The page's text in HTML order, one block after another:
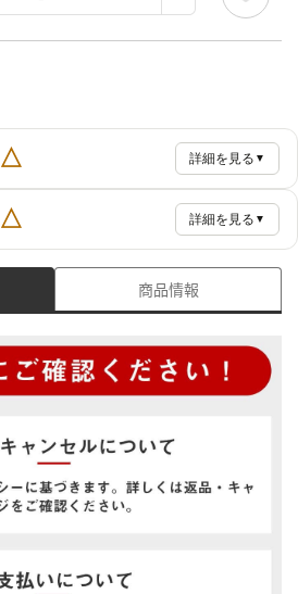
△ 詳細を見る ▼
△ 詳細を見る ▼
商品情報